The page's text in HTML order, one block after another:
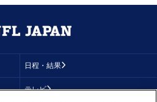
日程・結果
テレビ